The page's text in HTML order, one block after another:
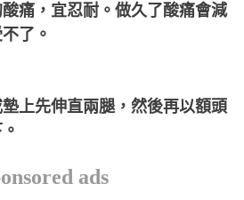
痛，宜忍耐。做久了酸痛會減
了。
墊上先伸直兩腿，然後再以額頭
ads